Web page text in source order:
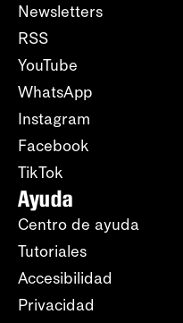
Newsletters
RSS
YouTube
WhatsApp
Instagram
Facebook
TikTok
Ayuda
Centro de ayuda
Tutoriales
Accesibilidad
Privacidad